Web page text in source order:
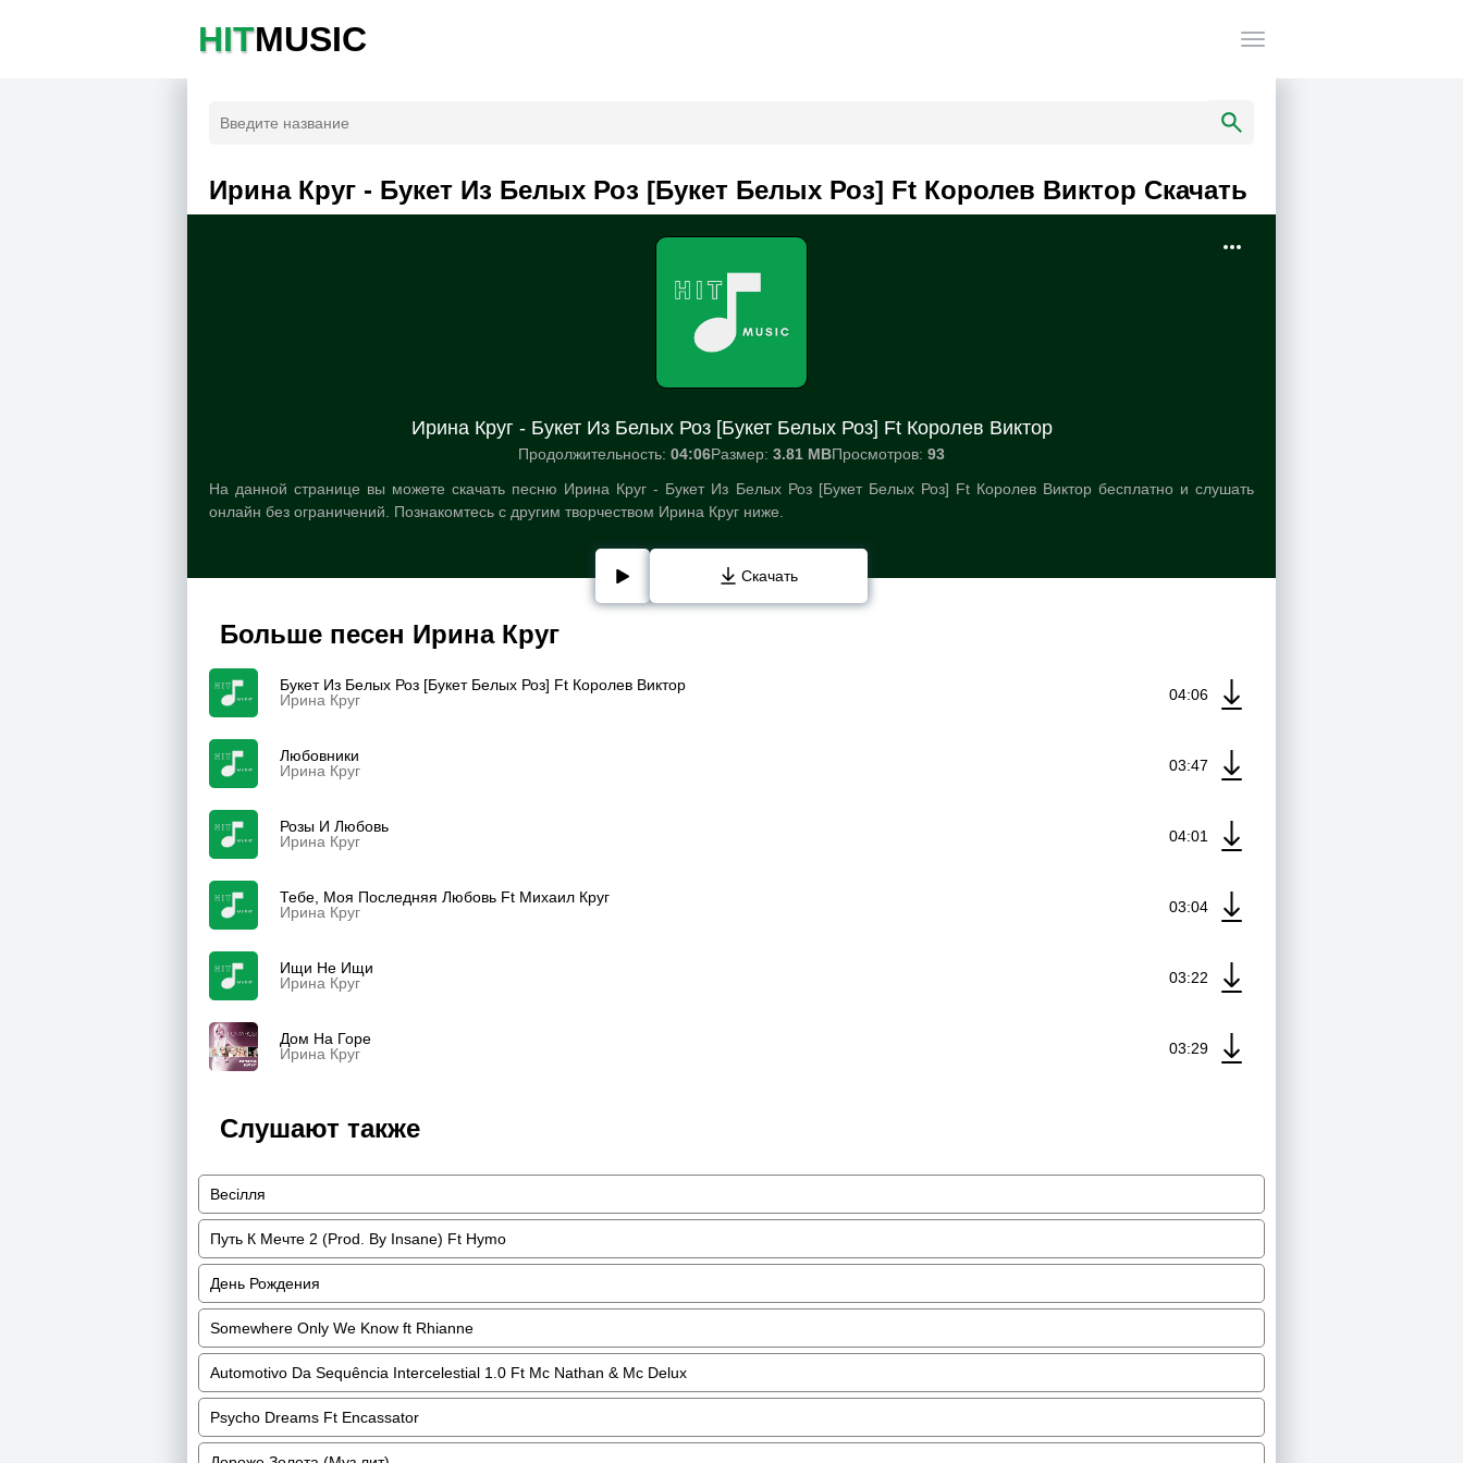
HITMUSIC
Ирина Круг - Букет Из Белых Роз [Букет Белых Роз] Ft Королев Виктор Скачать
Ирина Круг - Букет Из Белых Роз [Букет Белых Роз] Ft Королев Виктор
Продолжительность: 04:06Размер: 3.81 MBПросмотров: 93
На данной странице вы можете скачать песню Ирина Круг - Букет Из Белых Роз [Букет Белых Роз] Ft Королев Виктор бесплатно и слушать
онлайн без ограничений. Познакомтесь с другим творчеством Ирина Круг ниже.
Скачать
Больше песен Ирина Круг
Букет Из Белых Роз [Букет Белых Роз] Ft Королев Виктор
Ирина Круг
04:06
Любовники
Ирина Круг
03:47
Розы И Любовь
Ирина Круг
04:01
Тебе, Моя Последняя Любовь Ft Михаил Круг
Ирина Круг
03:04
Ищи Не Ищи
Ирина Круг
03:22
Дом На Горе
Ирина Круг
03:29
Слушают также
Весілля
Путь К Мечте 2 (Prod. By Insane) Ft Hymo
День Рождения
Somewhere Only We Know ft Rhianne
Automotivo Da Sequência Intercelestial 1.0 Ft Mc Nathan & Mc Delux
Psycho Dreams Ft Encassator